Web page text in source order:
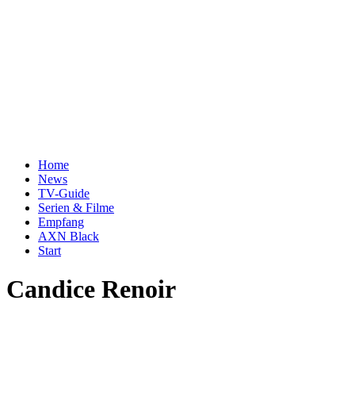
Home
News
TV-Guide
Serien & Filme
Empfang
AXN Black
Start
Candice Renoir